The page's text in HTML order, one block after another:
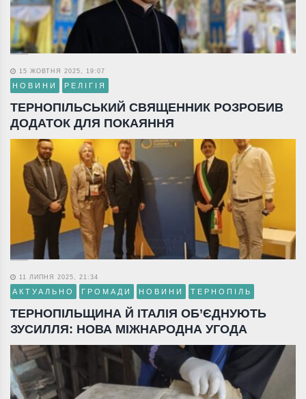
15 ЖОВТНЯ 2025, 19:07
НОВИНИ РЕЛІГІЯ
ТЕРНОПІЛЬСЬКИЙ СВЯЩЕННИК РОЗРОБИВ
ДОДАТОК ДЛЯ ПОКАЯННЯ
11 ЛИПНЯ 2025, 21:34
АКТУАЛЬНО ГРОМАДИ НОВИНИ ТЕРНОПІЛЬ
ТЕРНОПІЛЬЩИНА Й ІТАЛІЯ ОБ’ЄДНУЮТЬ
ЗУСИЛЛЯ: НОВА МІЖНАРОДНА УГОДА